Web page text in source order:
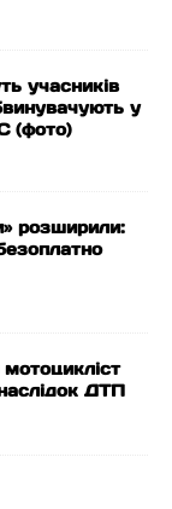
учасників
у
(фото)
розширили:
ДТП